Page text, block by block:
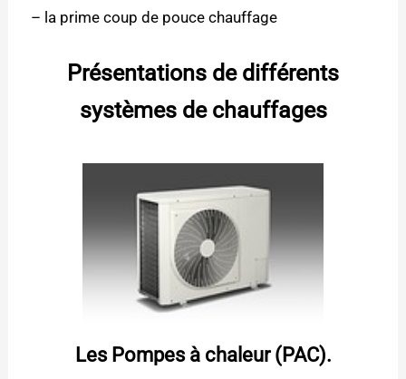
– la prime coup de pouce chauffage
Présentations de différents
systèmes de chauffages
Les Pompes à chaleur (PAC).